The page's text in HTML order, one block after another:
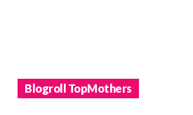
Blogroll TopMothers